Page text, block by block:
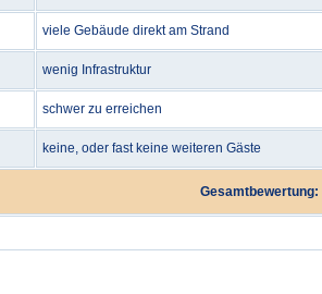
viele Gebäude direkt am Strand
wenig Infrastruktur
schwer zu erreichen
keine, oder fast keine weiteren Gäste
Gesamtbewertung: